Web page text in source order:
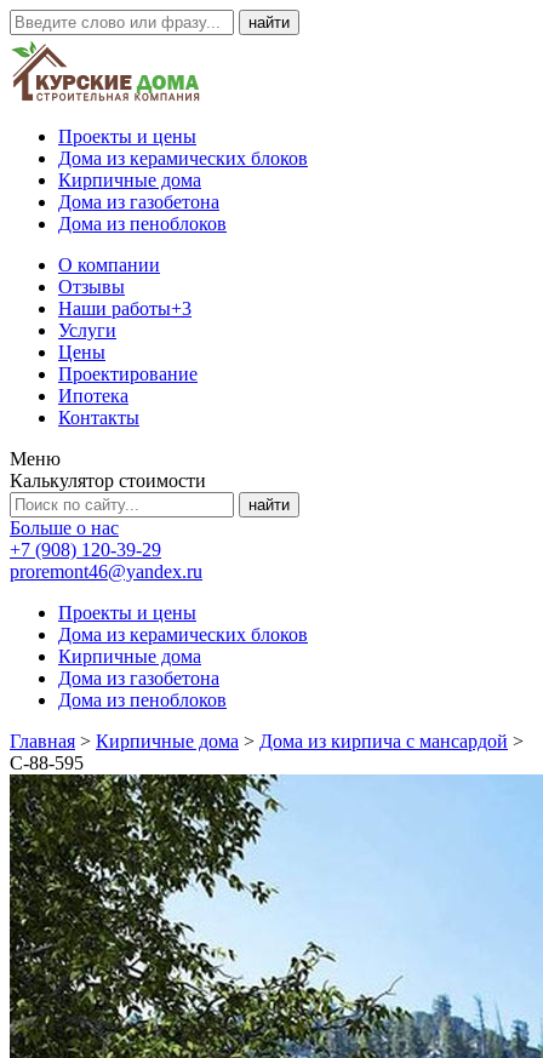
Проекты и цены
Дома из керамических блоков
Кирпичные дома
Дома из газобетона
Дома из пеноблоков
О компании
Отзывы
Наши работы+3
Услуги
Цены
Проектирование
Ипотека
Контакты
Меню
Калькулятор стоимости
Больше о нас
+7 (908) 120-39-29
proremont46@yandex.ru
Проекты и цены
Дома из керамических блоков
Кирпичные дома
Дома из газобетона
Дома из пеноблоков
Главная > Кирпичные дома > Дома из кирпича с мансардой >
С-88-595